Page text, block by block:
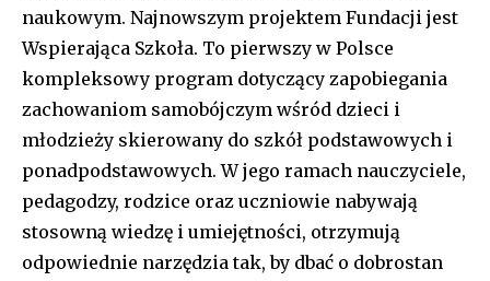
naukowym. Najnowszym projektem Fundacji jest
Wspierająca Szkoła. To pierwszy w Polsce
kompleksowy program dotyczący zapobiegania
zachowaniom samobójczym wśród dzieci i
młodzieży skierowany do szkół podstawowych i
ponadpodstawowych. W jego ramach nauczyciele,
pedagodzy, rodzice oraz uczniowie nabywają
stosowną wiedzę i umiejętności, otrzymują
odpowiednie narzędzia tak, by dbać o dobrostan